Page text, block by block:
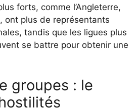
forts, comme l’Angleterre,
ont plus de représentants
tandis que les ligues plus
se battre pour obtenir une
groupes : le